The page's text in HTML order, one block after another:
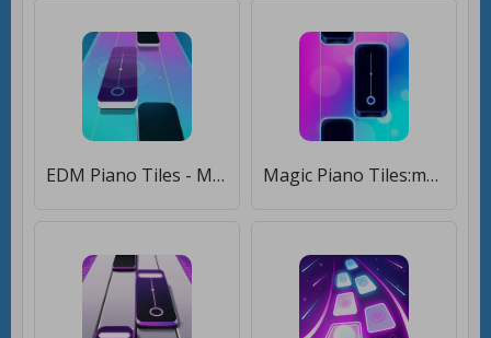
EDM Piano Tiles - Magic Tiles [Много монет] Magic Piano Tiles:music game [Много монет]